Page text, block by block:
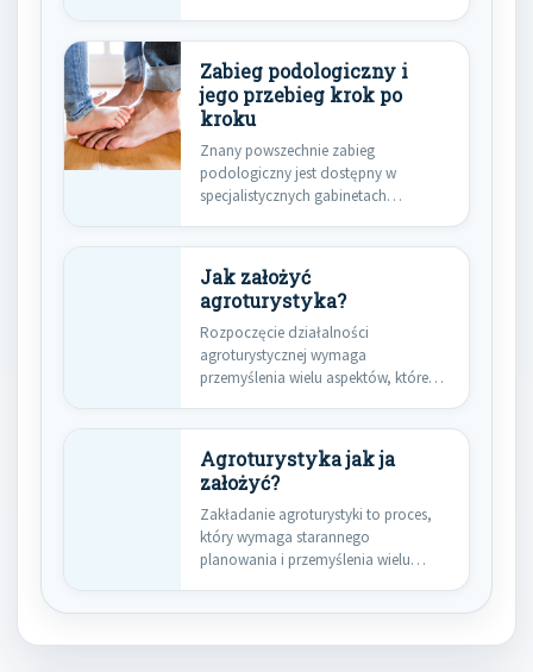
Pierwszym…
Zabieg podologiczny i
jego przebieg krok po
kroku
Znany powszechnie zabieg
podologiczny jest dostępny w
specjalistycznych gabinetach
Jak założyć
agroturystyka?
Rozpoczęcie działalności
agroturystycznej wymaga
przemyślenia wielu aspektów, które
Agroturystyka jak ja
założyć?
Zakładanie agroturystyki to proces,
który wymaga starannego
planowania i przemyślenia wielu